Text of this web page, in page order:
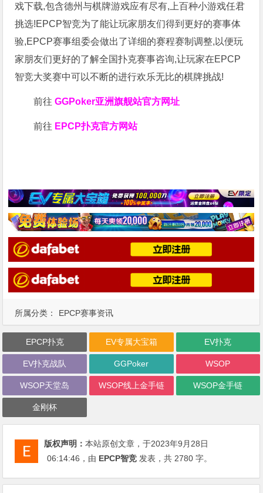
所属分类： EPCP赛事资讯
戏下载,包含德州与棋牌游戏应有尽有,上百种小游戏任君
挑选!EPCP智竞为了能让玩家朋友们得到更好的赛事体
验,EPCP赛事组委会做出了详细的赛程赛制调整,以便玩
家朋友们更好的了解全国扑克赛事咨询,让玩家在EPCP
智竞大奖赛中可以不断的进行欢乐无比的棋牌挑战!
前往GGPoker亚洲旗舰站官方网址
前往 EPCP扑克官方网站
EPCP扑克 EV专属大宝箱 EV扑克
EV扑克战队 GGPoker WSOP
WSOP天堂岛 WSOP线上金手链 WSOP金手链
金刚杯
版权声明：本站原创文章，于2023年9月28日
06:14:46 ，由 EPCP智竞 发表，共 2780 字。